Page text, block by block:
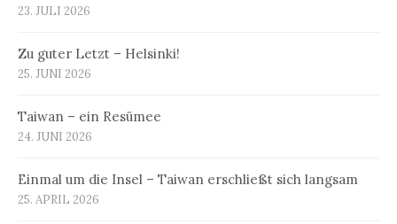
23. JULI 2026
Zu guter Letzt – Helsinki!
25. JUNI 2026
Taiwan – ein Resümee
24. JUNI 2026
Einmal um die Insel – Taiwan erschließt sich langsam
25. APRIL 2026